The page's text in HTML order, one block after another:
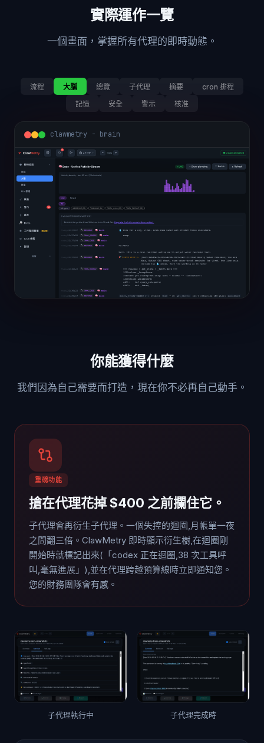
實際運作一覽
一個畫面，掌握所有代理的即時動態。
流程 大腦 總覽 子代理 摘要
cron 排程
記憶
安全 警示 核准
clawmetry - brain
你能獲得什麼
我們因為自己需要而打造，現在你不必再自己動手。
重磅功能
搶在代理花掉 $400 之前攔住它。
子代理會再衍生子代理。一個失控的迴圈,月帳單一夜
之間翻三倍。ClawMetry 即時顯示衍生樹,在迴圈剛
開始時就標記出來(「codex 正在迴圈,38 次工具呼
叫,毫無進展」),並在代理跨越預算線時立即通知您。
您的財務團隊會有感。
子代理執行中 子代理完成時